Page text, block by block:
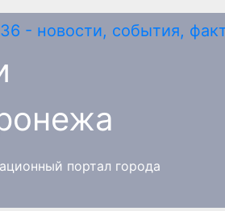
портал города